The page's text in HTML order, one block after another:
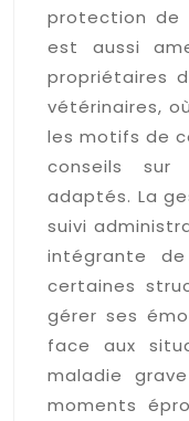
protection de
est aussi
propriétaires
vétérinaires,
les motifs de
conseils
adaptés. La
suivi
intégrante
certaines
gérer ses
face aux
maladie
moments